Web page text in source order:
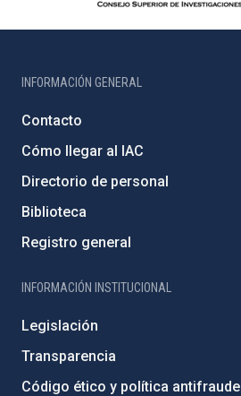
INFORMACIÓN GENERAL
Contacto
Cómo llegar al IAC
Directorio de personal
Biblioteca
Registro general
INFORMACIÓN INSTITUCIONAL
Legislación
Transparencia
Código ético y política antifraude